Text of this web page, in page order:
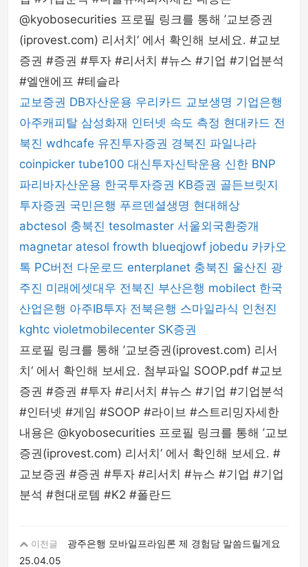
@kyobosecurities 프로필 링크를 통해 ’교보증권
(iprovest.com) 리서치‘ 에서 확인해 보세요. #교보
증권 #증권 #투자 #리서치 #뉴스 #기업 #기업분석
#엘앤에프 #테슬라
교보증권 DB자산운용 우리카드 교보생명 기업은행
아주캐피탈 삼성화재 인터넷 속도 측정 현대카드 전
북진 wdhcafe 유진투자증권 경북진 파일나라
coinpicker tube100 대신투자신탁운용 신한 BNP
파리바자산운용 한국투자증권 KB증권 골든브릿지
투자증권 국민은행 푸르덴셜생명 현대해상
abctesol 충북진 tesolmaster 서울외국환중개
magnetar atesol frowth blueqjowf jobedu 카카오
톡 PC버전 다운로드 enterplanet 충북진 울산진 광
주진 미래에셋대우 전북진 부산은행 mobilect 한국
산업은행 아주IB투자 전북은행 스마일라식 인천진
kghtc violetmobilecenter SK증권
프로필 링크를 통해 ’교보증권(iprovest.com) 리서
치‘ 에서 확인해 보세요. 첨부파일 SOOP.pdf #교보
증권 #증권 #투자 #리서치 #뉴스 #기업 #기업분석
#인터넷 #게임 #SOOP #라이브 #스트리밍자세한
내용은 @kyobosecurities 프로필 링크를 통해 ’교보
증권(iprovest.com) 리서치‘ 에서 확인해 보세요. #
교보증권 #증권 #투자 #리서치 #뉴스 #기업 #기업
분석 #현대로템 #K2 #폴란드
이전글
광주은행 모바일프라임론 제 경험담 말씀드릴게요
25.04.05